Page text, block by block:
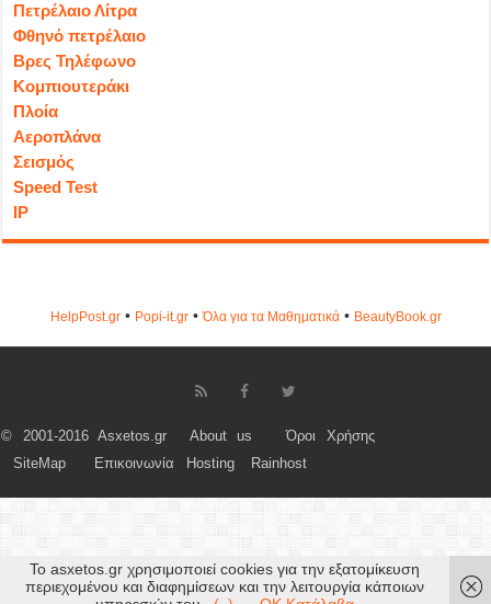
Πετρέλαιο Λίτρα
Φθηνό πετρέλαιο
Βρες Τηλέφωνο
Κομπιουτεράκι
Πλοία
Αεροπλάνα
Σεισμός
Speed Test
IP
HelpPost.gr• Popi-it.gr•Όλα για τα Μαθηματικά• ΒeautyΒook.gr
© 2001-2016 Asxetos.gr About us
Όροι Χρήσης
SiteMap
Επικοινωνία Hosting Rainhost
Το asxetos.gr χρησιμοποιεί cookies για την εξατομίκευση
περιεχομένου και διαφημίσεων και την λειτουργία κάποιων